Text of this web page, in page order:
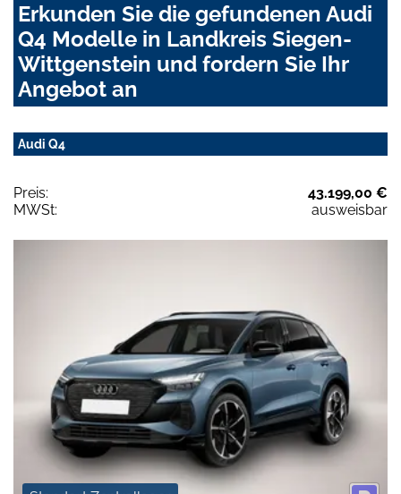
Erkunden Sie die gefundenen Audi
Q4 Modelle in Landkreis Siegen-
Wittgenstein und fordern Sie Ihr
Angebot an
Audi Q4
Preis:
43.199,00 €
MWSt:
ausweisbar